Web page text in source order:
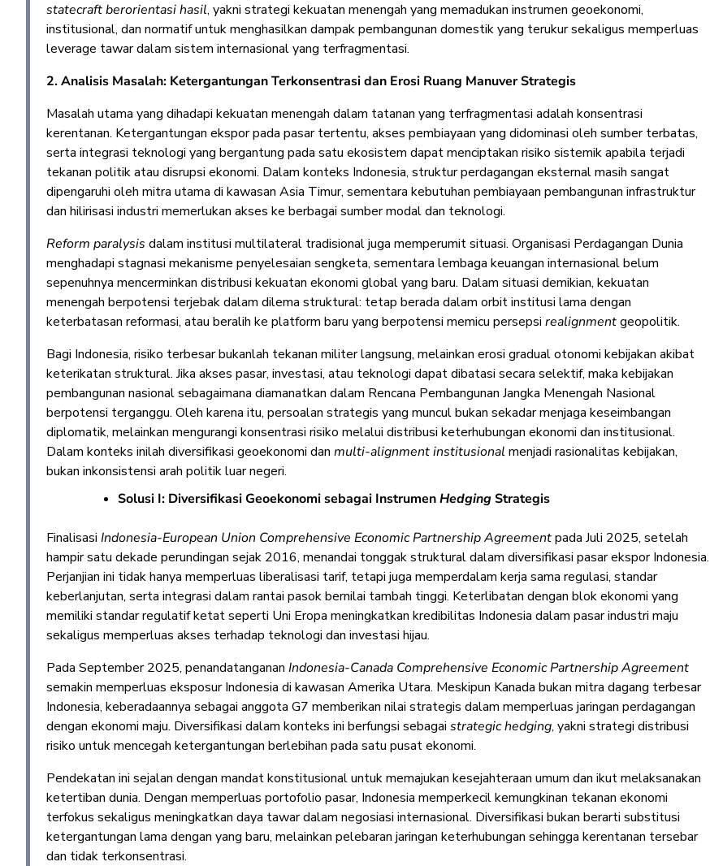
statecraft berorientasi hasil, yakni strategi kekuatan menengah yang memadukan instrumen geoekonomi,
institusional, dan normatif untuk menghasilkan dampak pembangunan domestik yang terukur sekaligus memperluas
leverage tawar dalam sistem internasional yang terfragmentasi.
2. Analisis Masalah: Ketergantungan Terkonsentrasi dan Erosi Ruang Manuver Strategis
Masalah utama yang dihadapi kekuatan menengah dalam tatanan yang terfragmentasi adalah konsentrasi
kerentanan. Ketergantungan ekspor pada pasar tertentu, akses pembiayaan yang didominasi oleh sumber terbatas,
serta integrasi teknologi yang bergantung pada satu ekosistem dapat menciptakan risiko sistemik apabila terjadi
tekanan politik atau disrupsi ekonomi. Dalam konteks Indonesia, struktur perdagangan eksternal masih sangat
dipengaruhi oleh mitra utama di kawasan Asia Timur, sementara kebutuhan pembiayaan pembangunan infrastruktur
dan hilirisasi industri memerlukan akses ke berbagai sumber modal dan teknologi.
Reform paralysis dalam institusi multilateral tradisional juga memperumit situasi. Organisasi Perdagangan Dunia
menghadapi stagnasi mekanisme penyelesaian sengketa, sementara lembaga keuangan internasional belum
sepenuhnya mencerminkan distribusi kekuatan ekonomi global yang baru. Dalam situasi demikian, kekuatan
menengah berpotensi terjebak dalam dilema struktural: tetap berada dalam orbit institusi lama dengan
keterbatasan reformasi, atau beralih ke platform baru yang berpotensi memicu persepsi realignmentgeopolitik.
Bagi Indonesia, risiko terbesar bukanlah tekanan militer langsung, melainkan erosi gradual otonomi kebijakan akibat
keterikatan struktural. Jika akses pasar, investasi, atau teknologi dapat dibatasi secara selektif, maka kebijakan
pembangunan nasional sebagaimana diamanatkan dalam Rencana Pembangunan Jangka Menengah Nasional
berpotensi terganggu. Oleh karena itu, persoalan strategis yang muncul bukan sekadar menjaga keseimbangan
diplomatik, melainkan mengurangi konsentrasi risiko melalui distribusi keterhubungan ekonomi dan institusional.
Dalam konteks inilah diversifikasi geoekonomi dan multi-alignment institusional menjadi rasionalitas kebijakan,
bukan inkonsistensi arah politik luar negeri.
Solusi I: Diversifikasi Geoekonomi sebagai InstrumenHedgingStrategis
Finalisasi Indonesia-European Union Comprehensive Economic Partnership Agreementpada Juli 2025, setelah
hampir satu dekade perundingan sejak 2016, menandai tonggak struktural dalam diversifikasi pasar ekspor Indonesia.
Perjanjian ini tidak hanya memperluas liberalisasi tarif, tetapi juga memperdalam kerja sama regulasi, standar
keberlanjutan, serta integrasi dalam rantai pasok bernilai tambah tinggi. Keterlibatan dengan blok ekonomi yang
memiliki standar regulatif ketat seperti Uni Eropa meningkatkan kredibilitas Indonesia dalam pasar industri maju
sekaligus memperluas akses terhadap teknologi dan investasi hijau.
Pada September 2025, penandatanganan Indonesia-Canada Comprehensive Economic Partnership Agreement
semakin memperluas eksposur Indonesia di kawasan Amerika Utara. Meskipun Kanada bukan mitra dagang terbesar
Indonesia, keberadaannya sebagai anggota G7 memberikan nilai strategis dalam memperluas jaringan perdagangan
dengan ekonomi maju. Diversifikasi dalam konteks ini berfungsi sebagai strategic hedging, yakni strategi distribusi
risiko untuk mencegah ketergantungan berlebihan pada satu pusat ekonomi.
Pendekatan ini sejalan dengan mandat konstitusional untuk memajukan kesejahteraan umum dan ikut melaksanakan
ketertiban dunia. Dengan memperluas portofolio pasar, Indonesia memperkecil kemungkinan tekanan ekonomi
terfokus sekaligus meningkatkan daya tawar dalam negosiasi internasional. Diversifikasi bukan berarti substitusi
ketergantungan lama dengan yang baru, melainkan pelebaran jaringan keterhubungan sehingga kerentanan tersebar
dan tidak terkonsentrasi.